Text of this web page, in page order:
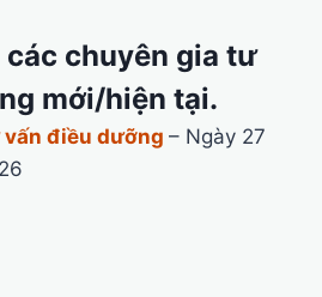
các chuyên gia tư
mới/hiện tại.
điều dưỡng – Ngày 27